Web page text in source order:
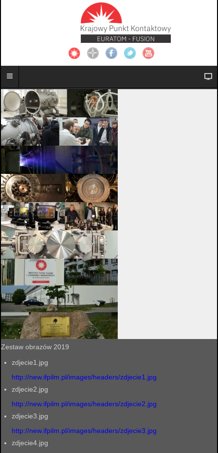
Zestaw obrazów 2019
zdjecie1.jpg
http://new.ifpilm.pl/images/headers/zdjecie1.jpg
zdjecie2.jpg
http://new.ifpilm.pl/images/headers/zdjecie2.jpg
zdjecie3.jpg
http://new.ifpilm.pl/images/headers/zdjecie3.jpg
zdjecie4.jpg